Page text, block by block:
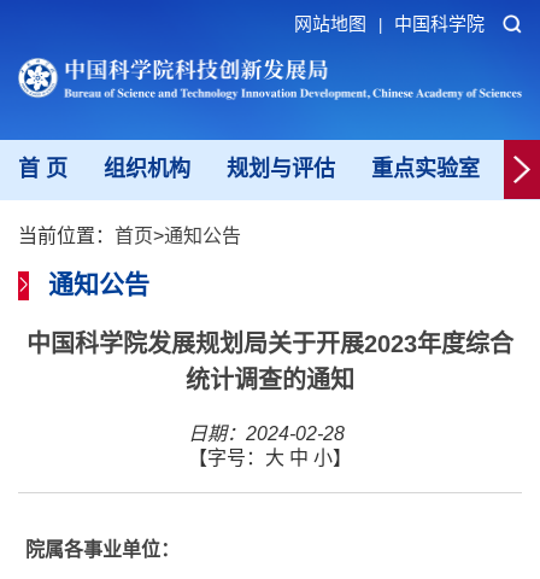
网站地图 中国科学院
首 页 组织机构 规划与评估 重点实验室
当前位置： 首页>通知公告
通知公告
中国科学院发展规划局关于开展2023年度综合
统计调查的通知
日期：2024-02-28
【字号： 大 中 小】
院属各事业单位：